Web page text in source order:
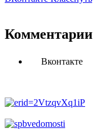
Комментарии
Вконтакте